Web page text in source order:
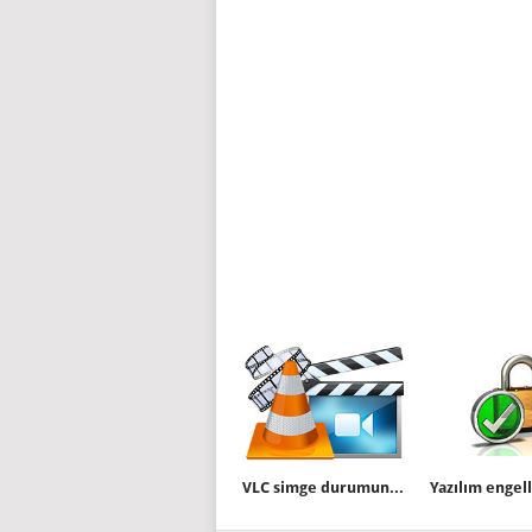
VLC simge durumuna alındığında oynama duraklasın